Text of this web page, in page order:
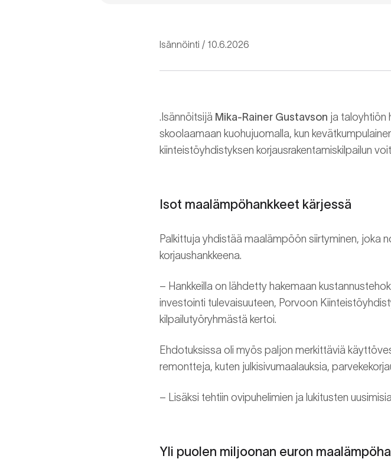
Isännöinti 10.6.2026
.Isännöitsijä Mika-Rainer Gustavson ja taloyhtiön
skoolaamaan kuohujuomalla, kun
kiinteistöyhdistyksen korjausrakentamiskilpailun
Isot maalämpöhankkeet kärjessä
Palkittuja yhdistää maalämpöön siirtyminen, joka
korjaushankkeena.
– Hankkeilla on lähdetty hakemaan
investointi tulevaisuuteen, Porvoon
kilpailutyöryhmästä kertoi.
Ehdotuksissa oli myös paljon merkittäviä
remontteja, kuten julkisivumaalauksia,
– Lisäksi tehtiin ovipuhelimien ja lukitusten
Yli puolen miljoonan euron